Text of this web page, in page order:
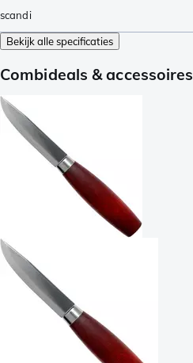
scandi
Bekijk alle specificaties
Combideals & accessoires